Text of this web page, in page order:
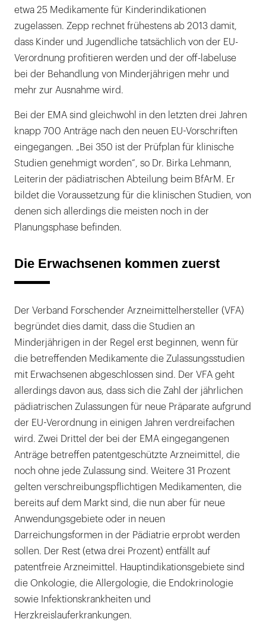
etwa 25 Medikamente für Kinderindikationen
zugelassen. Zepp rechnet frühestens ab 2013 damit,
dass Kinder und Jugendliche tatsächlich von der EU-
Verordnung profitieren werden und der off-labeluse
bei der Behandlung von Minderjährigen mehr und
mehr zur Ausnahme wird.
Bei der EMA sind gleichwohl in den letzten drei Jahren
knapp 700 Anträge nach den neuen EU-Vorschriften
eingegangen. „Bei 350 ist der Prüfplan für klinische
Studien genehmigt worden“, so Dr. Birka Lehmann,
Leiterin der pädiatrischen Abteilung beim BfArM. Er
bildet die Voraussetzung für die klinischen Studien, von
denen sich allerdings die meisten noch in der
Planungsphase befinden.
Die Erwachsenen kommen zuerst
Der Verband Forschender Arzneimittelhersteller (VFA)
begründet dies damit, dass die Studien an
Minderjährigen in der Regel erst beginnen, wenn für
die betreffenden Medikamente die Zulassungsstudien
mit Erwachsenen abgeschlossen sind. Der VFA geht
allerdings davon aus, dass sich die Zahl der jährlichen
pädiatrischen Zulassungen für neue Präparate aufgrund
der EU-Verordnung in einigen Jahren verdreifachen
wird. Zwei Drittel der bei der EMA eingegangenen
Anträge betreffen patentgeschützte Arzneimittel, die
noch ohne jede Zulassung sind. Weitere 31 Prozent
gelten verschreibungspflichtigen Medikamenten, die
bereits auf dem Markt sind, die nun aber für neue
Anwendungsgebiete oder in neuen
Darreichungsformen in der Pädiatrie erprobt werden
sollen. Der Rest (etwa drei Prozent) entfällt auf
patentfreie Arzneimittel. Hauptindikationsgebiete sind
die Onkologie, die Allergologie, die Endokrinologie
sowie Infektionskrankheiten und
Herzkreislauferkrankungen.